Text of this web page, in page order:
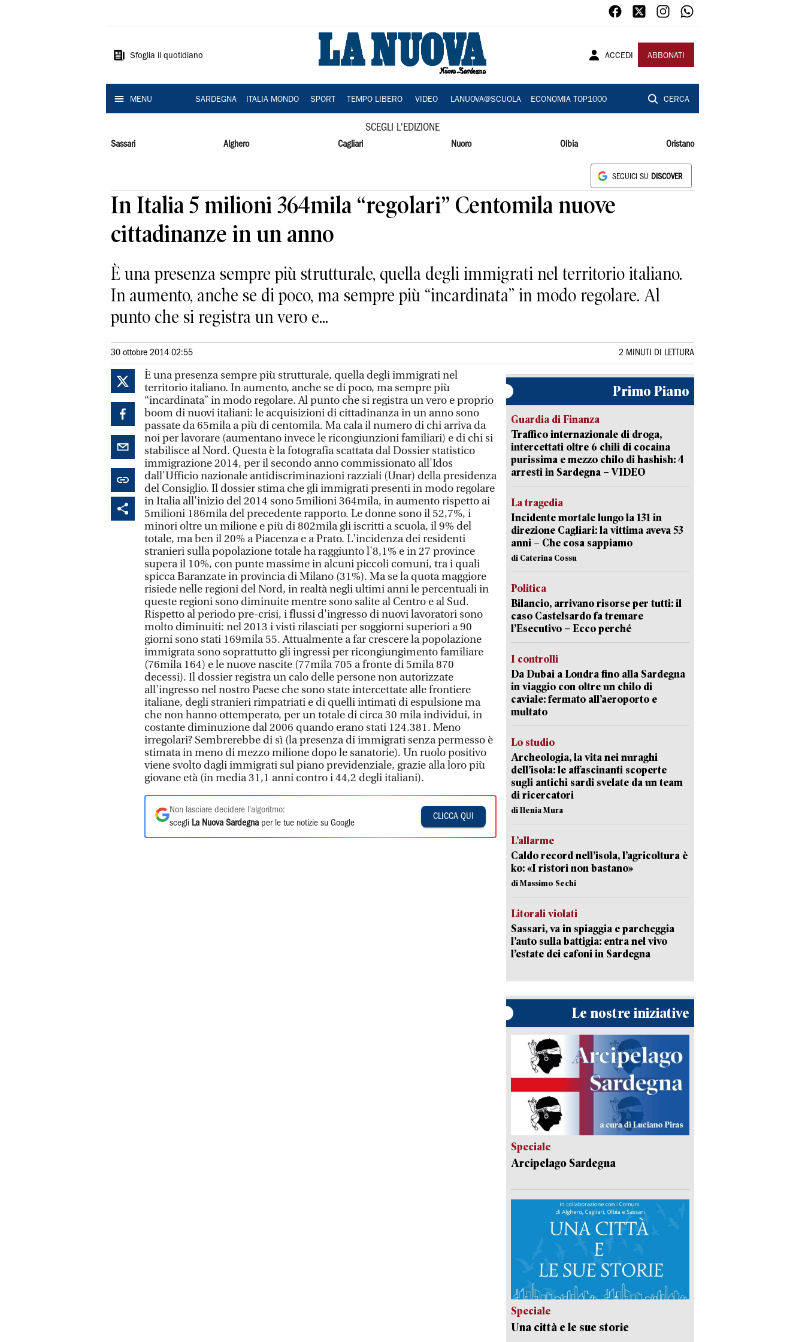
Sardegna
Sfoglia il quotidiano ACCEDI ABBONATI
MENU SARDEGNA ITALIA MONDO SPORT TEMPO LIBERO VIDEO LANUOVA@SCUOLA ECONOMIA TOP1000 CERCA
SCEGLI L'EDIZIONE
Sassari Alghero Cagliari Nuoro Olbia Oristano
SEGUICI SU DISCOVER
In Italia 5 milioni 364mila “regolari” Centomila nuove
cittadinanze in un anno
È una presenza sempre più strutturale, quella degli immigrati nel territorio italiano.
In aumento, anche se di poco, ma sempre più “incardinata” in modo regolare. Al
punto che si registra un vero e...
30 ottobre 2014 02:55 2 MINUTI DI LETTURA
È una presenza sempre più strutturale, quella degli immigrati nel
territorio italiano. In aumento, anche se di poco, ma sempre più
“incardinata” in modo regolare. Al punto che si registra un vero e proprio
boom di nuovi italiani: le acquisizioni di cittadinanza in un anno sono
passate da 65mila a più di centomila. Ma cala il numero di chi arriva da
noi per lavorare (aumentano invece le ricongiunzioni familiari) e di chi si
stabilisce al Nord. Questa è la fotografia scattata dal Dossier statistico
immigrazione 2014, per il secondo anno commissionato all'Idos
dall'Ufficio nazionale antidiscriminazioni razziali (Unar) della presidenza
del Consiglio. Il dossier stima che gli immigrati presenti in modo regolare
in Italia all'inizio del 2014 sono 5milioni 364mila, in aumento rispetto ai
5milioni 186mila del precedente rapporto. Le donne sono il 52,7%, i
minori oltre un milione e più di 802mila gli iscritti a scuola, il 9% del
totale, ma ben il 20% a Piacenza e a Prato. L'incidenza dei residenti
stranieri sulla popolazione totale ha raggiunto l'8,1% e in 27 province
supera il 10%, con punte massime in alcuni piccoli comuni, tra i quali
spicca Baranzate in provincia di Milano (31%). Ma se la quota maggiore
risiede nelle regioni del Nord, in realtà negli ultimi anni le percentuali in
queste regioni sono diminuite mentre sono salite al Centro e al Sud.
Rispetto al periodo pre-crisi, i flussi d'ingresso di nuovi lavoratori sono
molto diminuiti: nel 2013 i visti rilasciati per soggiorni superiori a 90
giorni sono stati 169mila 55. Attualmente a far crescere la popolazione
immigrata sono soprattutto gli ingressi per ricongiungimento familiare
(76mila 164) e le nuove nascite (77mila 705 a fronte di 5mila 870
decessi). Il dossier registra un calo delle persone non autorizzate
all'ingresso nel nostro Paese che sono state intercettate alle frontiere
italiane, degli stranieri rimpatriati e di quelli intimati di espulsione ma
che non hanno ottemperato, per un totale di circa 30 mila individui, in
costante diminuzione dal 2006 quando erano stati 124.381. Meno
irregolari? Sembrerebbe di sì (la presenza di immigrati senza permesso è
stimata in meno di mezzo milione dopo le sanatorie). Un ruolo positivo
viene svolto dagli immigrati sul piano previdenziale, grazie alla loro più
giovane età (in media 31,1 anni contro i 44,2 degli italiani).
Non lasciare decidere l'algoritmo:
scegli La Nuova Sardegna per le tue notizie su Google
CLICCA QUI
Primo Piano
Guardia di Finanza
Traffico internazionale di droga,
intercettati oltre 6 chili di cocaina
purissima e mezzo chilo di hashish: 4
arresti in Sardegna – VIDEO
La tragedia
Incidente mortale lungo la 131 in
direzione Cagliari: la vittima aveva 53
anni – Che cosa sappiamo
di Caterina Cossu
Politica
Bilancio, arrivano risorse per tutti: il
caso Castelsardo fa tremare
l’Esecutivo – Ecco perché
I controlli
Da Dubai a Londra fino alla Sardegna
in viaggio con oltre un chilo di
caviale: fermato all’aeroporto e
multato
Lo studio
Archeologia, la vita nei nuraghi
dell’isola: le affascinanti scoperte
sugli antichi sardi svelate da un team
di ricercatori
di Ilenia Mura
L’allarme
Caldo record nell’isola, l’agricoltura è
ko: «I ristori non bastano»
di Massimo Sechi
Litorali violati
Sassari, va in spiaggia e parcheggia
l’auto sulla battigia: entra nel vivo
l’estate dei cafoni in Sardegna
Le nostre iniziative
Speciale
Arcipelago Sardegna
Speciale
Una città e le sue storie